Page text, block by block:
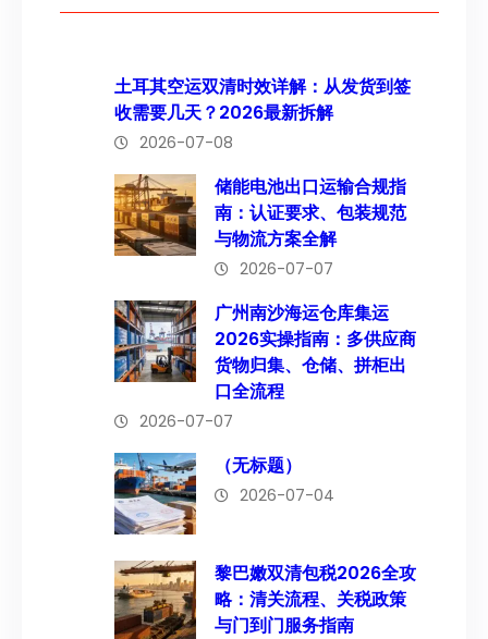
土耳其空运双清时效详解：从发货到签
收需要几天？2026最新拆解
2026-07-08
储能电池出口运输合规指
南：认证要求、包装规范
与物流方案全解
2026-07-07
广州南沙海运仓库集运
2026实操指南：多供应商
货物归集、仓储、拼柜出
口全流程
2026-07-07
（无标题）
2026-07-04
黎巴嫩双清包税2026全攻
略：清关流程、关税政策
与门到门服务指南